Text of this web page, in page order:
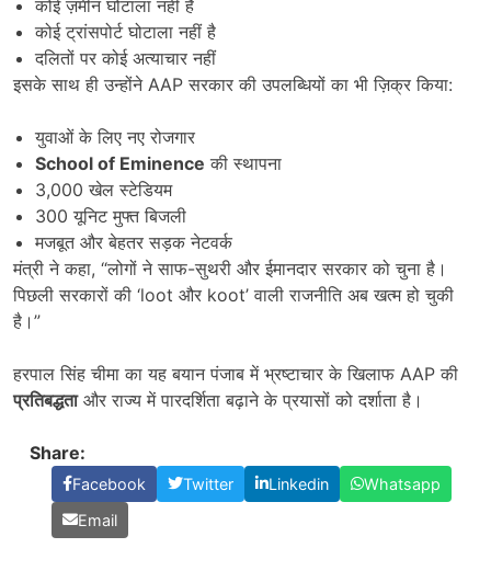
कोई ज़मीन घोटाला नहीं है
कोई ट्रांसपोर्ट घोटाला नहीं है
दलितों पर कोई अत्याचार नहीं
इसके साथ ही उन्होंने AAP सरकार की उपलब्धियों का भी ज़िक्र किया:
युवाओं के लिए नए रोजगार
School of Eminence की स्थापना
3,000 खेल स्टेडियम
300 यूनिट मुफ्त बिजली
मजबूत और बेहतर सड़क नेटवर्क
मंत्री ने कहा, “लोगों ने साफ-सुथरी और ईमानदार सरकार को चुना है।
पिछली सरकारों की ‘loot और koot’ वाली राजनीति अब खत्म हो चुकी
है।”
हरपाल सिंह चीमा का यह बयान पंजाब में भ्रष्टाचार के खिलाफ AAP की
प्रतिबद्धताऔर राज्य में पारदर्शिता बढ़ाने के प्रयासों को दर्शाता है।
Share:
Facebook Twitter Linkedin
Whatsapp
Email